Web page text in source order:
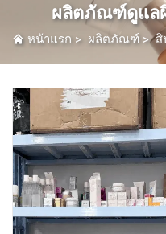
ผลิตภัณฑ์ดูแล
หน้าแรก > ผลิตภัณฑ์ >สิ